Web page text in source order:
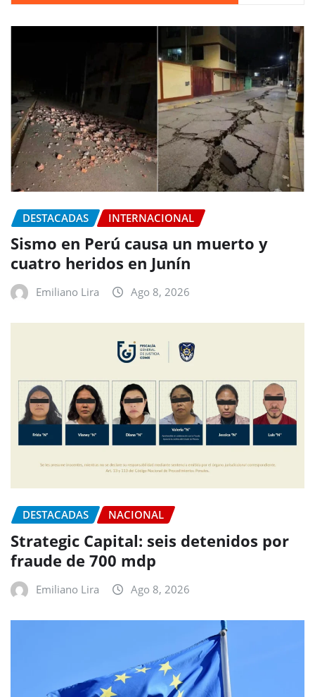
DESTACADAS INTERNACIONAL
Sismo en Perú causa un muerto y
cuatro heridos en Junín
Emiliano Lira Ago 8, 2026
DESTACADAS NACIONAL
Strategic Capital: seis detenidos por
fraude de 700 mdp
Emiliano Lira Ago 8, 2026